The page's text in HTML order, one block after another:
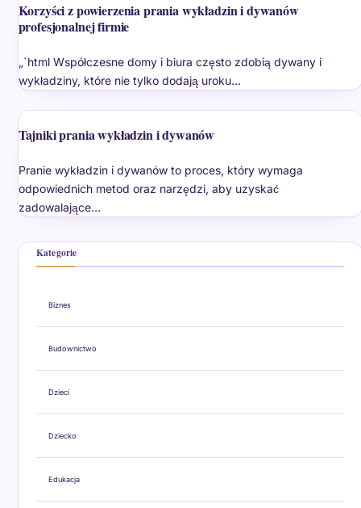
Korzyści z powierzenia prania wykładzin i dywanów
profesjonalnej firmie
„`html Współczesne domy i biura często zdobią dywany i
wykładziny, które nie tylko dodają uroku…
Tajniki prania wykładzin i dywanów
Pranie wykładzin i dywanów to proces, który wymaga
odpowiednich metod oraz narzędzi, aby uzyskać
zadowalające…
Kategorie
Biznes
Budownictwo
Dzieci
Dziecko
Edukacja